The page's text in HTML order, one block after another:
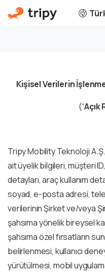
Kı̇şı̇sel Verı̇lerı̇n
(“Açık
Tripy Mobility Teknoloji
ait üyelik bilgileri, müşteri
detayları, araç kullanım
soyad, e-posta adresi,
verilerinin Şirket ve/veya
şahsıma yönelik bireysel
şahsıma özel fırsatların
belirlenmesi, kullanıcı
yürütülmesi, mobil